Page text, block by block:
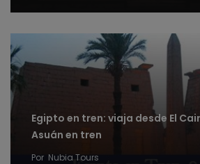
Egipto en tren: viaja desde El
Asuán en tren
Por Nubia Tours